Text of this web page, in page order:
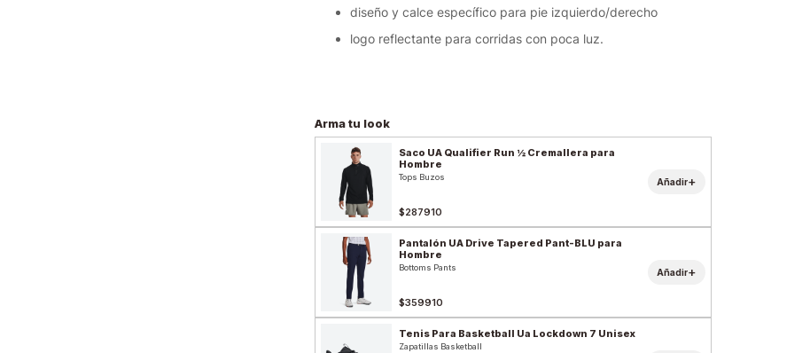
diseño y calce específico para pie izquierdo/derecho
logo reflectante para corridas con poca luz.
Arma tu look
Saco UA Qualifier Run ½ Cremallera para
Hombre
Tops Buzos
$287910
Añadir+
Pantalón UA Drive Tapered Pant-BLU para
Hombre
Bottoms Pants
$359910
Añadir+
Tenis Para Basketball Ua Lockdown 7 Unisex
Zapatillas Basketball